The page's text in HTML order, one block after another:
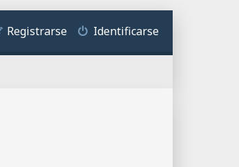
Identificarse
Registrarse